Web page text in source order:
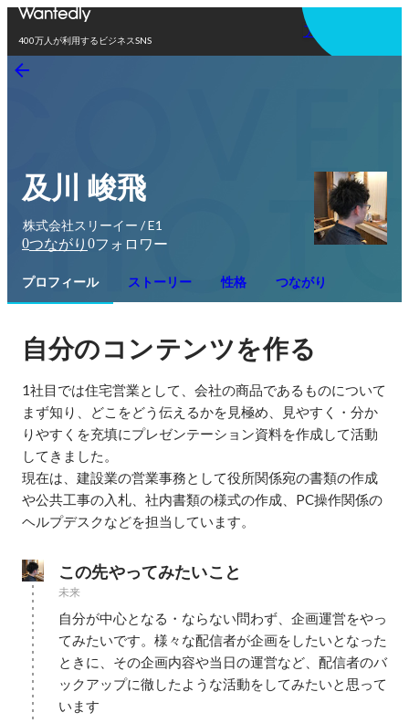
400万人が利用するビジネスSNS
アプリを使う
及川 峻飛
株式会社スリーイー / E1
0つながり 0フォロワー
プロフィール ストーリー 性格 つながり
自分のコンテンツを作る
1社目では住宅営業として、会社の商品であるものについて
まず知り、どこをどう伝えるかを見極め、見やすく・分か
りやすくを充填にプレゼンテーション資料を作成して活動
してきました。
現在は、建設業の営業事務として役所関係宛の書類の作成
や公共工事の入札、社内書類の様式の作成、PC操作関係の
ヘルプデスクなどを担当しています。
この先やってみたいこと
未来
自分が中心となる・ならない問わず、企画運営をやっ
てみたいです。様々な配信者が企画をしたいとなった
ときに、その企画内容や当日の運営など、配信者のバ
ックアップに徹したような活動をしてみたいと思って
います